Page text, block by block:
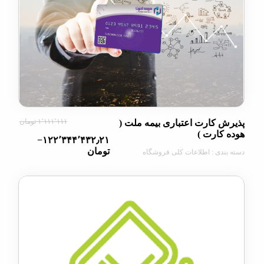
کارت اعتباری بیمه ملت (
)
: اطلاعات کلی فروشگاه
‎−۱۲۲٬۳۴۴٬۴۳۲٫۲۱
تومان